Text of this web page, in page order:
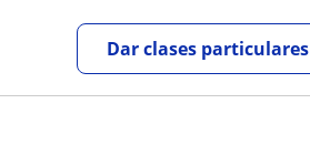
Dar clases particulares